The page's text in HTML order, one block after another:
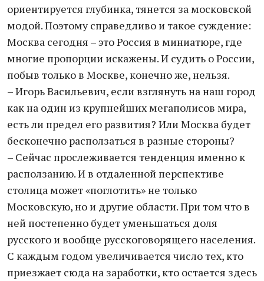
ориентируется глубинка, тянется за московской
модой. Поэтому справедливо и такое суждение:
Москва сегодня – это Россия в миниатюре, где
многие пропорции искажены. И судить о России,
побыв только в Москве, конечно же, нельзя.
– Игорь Васильевич, если взглянуть на наш город
как на один из крупнейших мегаполисов мира,
есть ли предел его развития? Или Москва будет
бесконечно расползаться в разные стороны?
– Сейчас прослеживается тенденция именно к
расползанию. И в отдаленной перспективе
столица может «поглотить» не только
Московскую, но и другие области. При том что в
ней постепенно будет уменьшаться доля
русского и вообще русскоговорящего населения.
С каждым годом увеличивается число тех, кто
приезжает сюда на заработки, кто остается здесь